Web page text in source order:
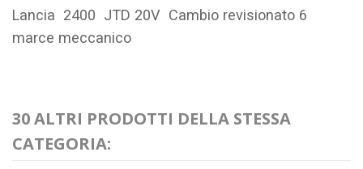
Lancia 2400 JTD 20V Cambio revisionato 6
marce meccanico
30 ALTRI PRODOTTI DELLA STESSA
CATEGORIA: